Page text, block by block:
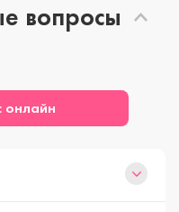
вопросы
онлайн